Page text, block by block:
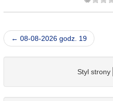
← 08-08-2026 godz. 19
Styl strony